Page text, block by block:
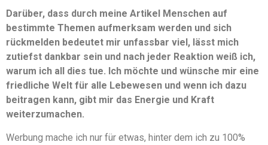
Darüber, dass durch meine Artikel Menschen auf
bestimmte Themen aufmerksam werden und sich
rückmelden bedeutet mir unfassbar viel, lässt mich
zutiefst dankbar sein und nach jeder Reaktion weiß ich,
warum ich all dies tue. Ich möchte und wünsche mir eine
friedliche Welt für alle Lebewesen und wenn ich dazu
beitragen kann, gibt mir das Energie und Kraft
weiterzumachen.
Werbung mache ich nur für etwas, hinter dem ich zu 100%